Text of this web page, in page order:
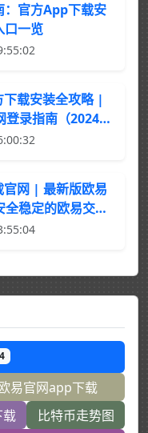
：官方App下载安
口一览
载安装全攻略 |
登录指南（2024最
网 | 最新版欧易
稳定的欧易交易
易官网app下载
比特币走势图